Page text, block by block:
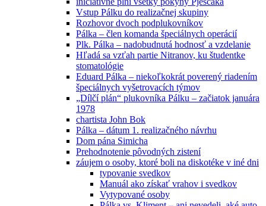
Vstup Pálku do realizačnej skupiny
Rozhovor dvoch podplukovníkov
Pálka – člen komanda špeciálnych operácií
Plk. Pálka – nadobudnutá hodnosť a vzdelanie
Hľadá sa vzťah partie Nitranov, ku študentke
stomatológie
Eduard Pálka – niekoľkokrát poverený riadením
špeciálnych vyšetrovacích týmov
„Dílčí plán“ plukovníka Pálku – začiatok januára
1978
chartista John Bok
Pálka – dátum 1. realizačného návrhu
Dom pána Simicha
Prehodnotenie pôvodných zistení
záujem o osoby, ktoré boli na diskotéke v iné dni
typovanie svedkov
Manuál ako získať vrahov i svedkov
Vytypované osoby